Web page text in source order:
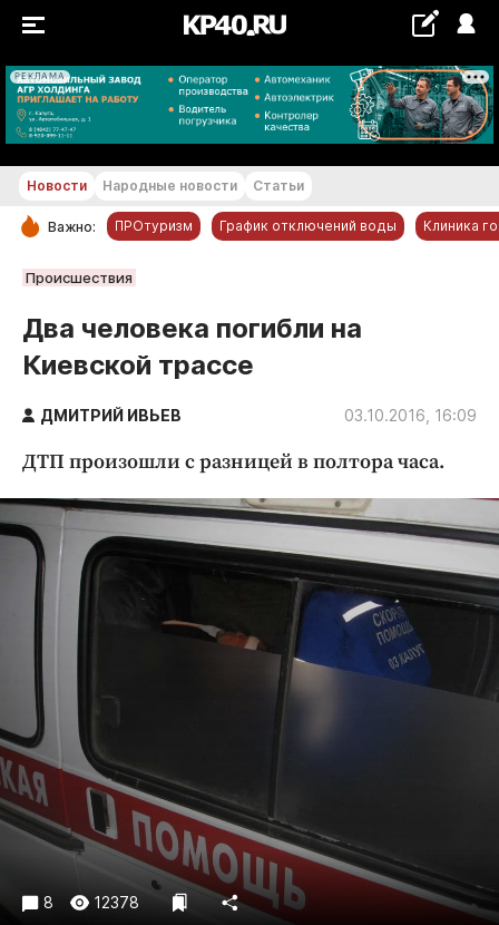
РЕКЛАМА
+26...+27 °С
РУБРИКИ
Статьи
Народные новости
Благоустройство
Криминал
Культура
Недвижимость и ЖКХ
Образование
Общество
Происшествия
Спорт
Экономика и бизнес
ПРОЕКТЫ
Блоги
Новости Народные новости Статьи
Важно: ПРОтуризм График отключений воды Клиника
Происшествия
Два человека погибли на
Киевской трассе
ДМИТРИЙ ИВЬЕВ 03.10.2016, 16:09
ДТП произошли с разницей в полтора часа.
8 12378